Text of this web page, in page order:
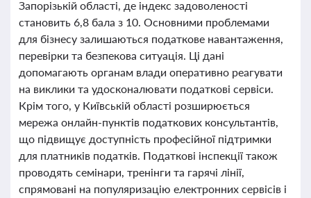
Запорізькій області, де індекс задоволеності
становить 6,8 бала з 10. Основними проблемами
для бізнесу залишаються податкове навантаження,
перевірки та безпекова ситуація. Ці дані
допомагають органам влади оперативно реагувати
на виклики та удосконалювати податкові сервіси.
Крім того, у Київській області розширюється
мережа онлайн-пунктів податкових консультантів,
що підвищує доступність професійної підтримки
для платників податків. Податкові інспекції також
проводять семінари, тренінги та гарячі лінії,
спрямовані на популяризацію електронних сервісів і